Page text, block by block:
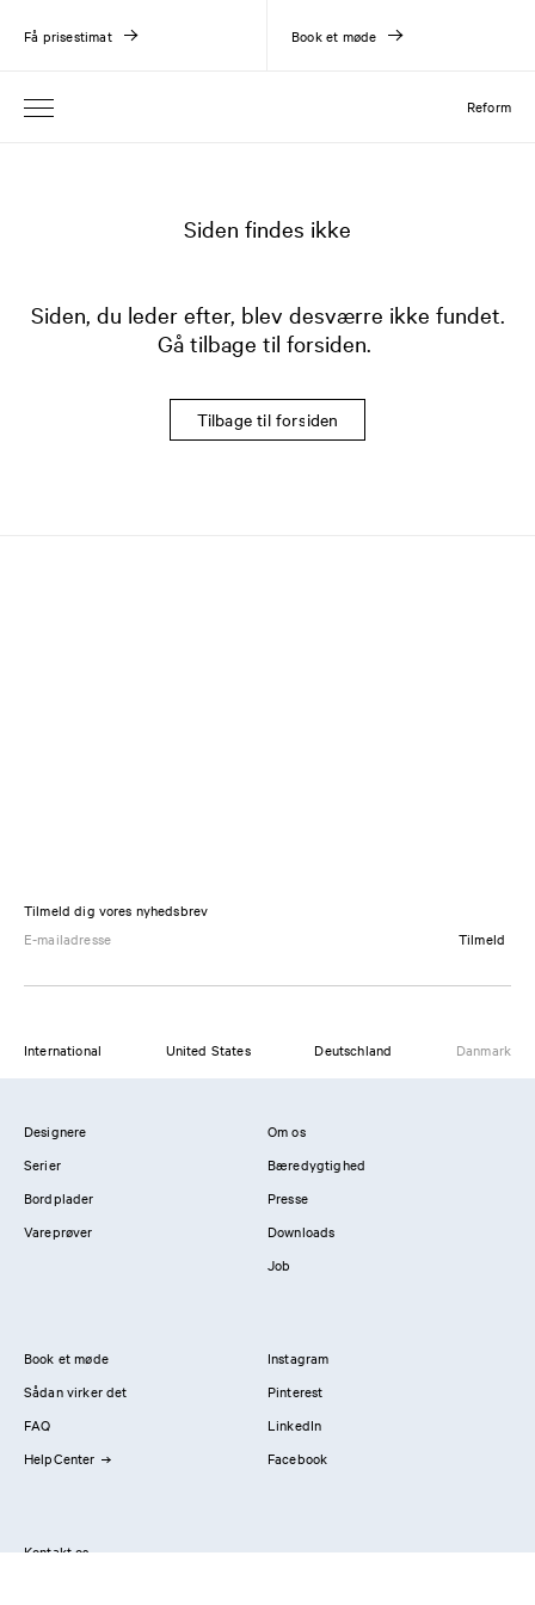
Reform
Få prisestimat Book et møde
Siden findes ikke
Siden, du leder efter, blev desværre ikke fundet.
Gå tilbage til forsiden.
Tilbage til forsiden
Tilmeld dig vores nyhedsbrev
Tilmeld
International United States Deutschland Danmark
Designere
Serier
Bordplader
Vareprøver
Om os
Bæredygtighed
Presse
Downloads
Job
Book et møde
Sådan virker det
FAQ
HelpCenter
Instagram
Pinterest
LinkedIn
Facebook
Kontakt os